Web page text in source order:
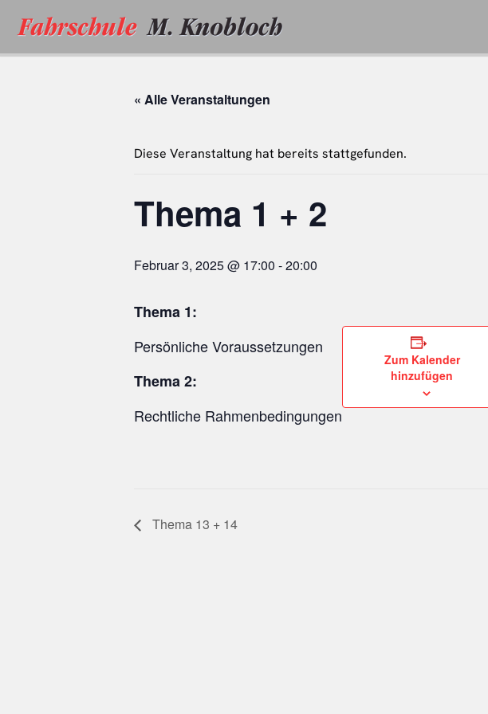
« Alle Veranstaltungen
Diese Veranstaltung hat bereits stattgefunden.
Thema 1 + 2
Februar 3, 2025 @ 17:00 -20:00
Thema 1:
Persönliche Voraussetzungen
Thema 2:
Rechtliche Rahmenbedingungen
Zum Kalender
hinzufügen
Thema 13 + 14